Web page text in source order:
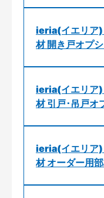
ieria(イエリア)
材 開き戸オプ
ieria(イエリア)
材 引戸･吊戸オ
ieria(イエリア)
材 オーダー用